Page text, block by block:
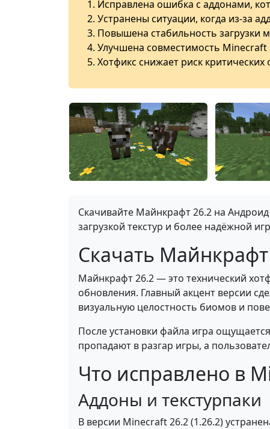
Исправлена ошибка с аддонами,
Устранены ситуации, когда из-за
Повышена стабильность загрузки
Улучшена совместимость
Хотфикс снижает риск
Скачивайте Майнкрафт 26.2 на
загрузкой текстур и более надёжной
Скачать
Майнкрафт 26.2 — это технический
обновления. Главный акцент версии
визуальную целостность биомов и
После установки файла игра
пропадают в разгар игры, а
Что исправлено в
Аддоны и текстурпаки
В версии Minecraft 26.2 (1.26.2)